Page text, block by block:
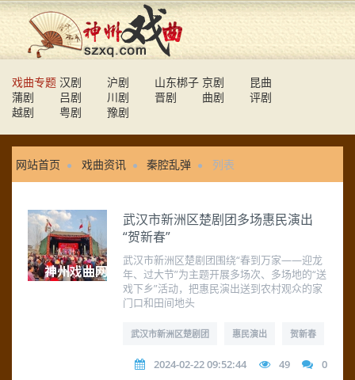
戏曲专题 汉剧 沪剧 山东梆子 京剧
昆曲
蒲剧
吕剧 川剧 晋剧 曲剧
评剧
越剧
粤剧 豫剧
网站首页 戏曲资讯 秦腔乱弹 列表
武汉市新洲区楚剧团多场惠民演出
“贺新春”
武汉市新洲区楚剧团围绕“春到万家——迎龙
年、过大节”为主题开展多场次、多场地的“送
戏下乡”活动，把惠民演出送到农村观众的家
门口和田间地头
武汉市新洲区楚剧团 惠民演出 贺新春
2024-02-22 09:52:44 49 0